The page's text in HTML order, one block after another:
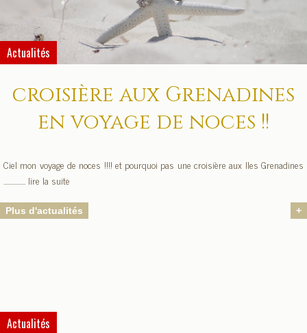
Actualités
croisière aux Grenadines
en voyage de noces !!
Ciel mon voyage de noces !!!! et pourquoi pas une croisière aux Iles Grenadines
................ lire la suite
+
Plus d'actualités
Actualités